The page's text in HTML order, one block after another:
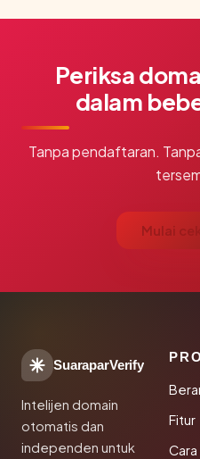
Periksa
dalam
Tanpa pendaftaran.
Mulai
SuaraparVerify
Intelijen domain
otomatis dan
independen untuk
Fitur